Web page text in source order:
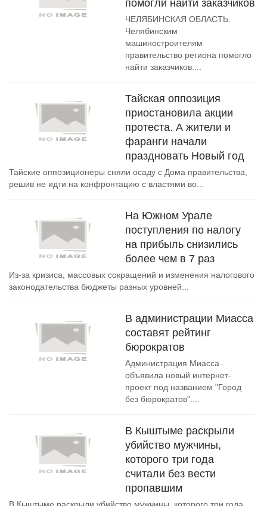
помогли найти заказчиков
ЧЕЛЯБИНСКАЯ ОБЛАСТЬ.
Челябинским
машиностроителям
правительство региона помогло
найти заказчиков....
Тайская оппозиция
приостановила акции
протеста. А жители и
фаранги начали
праздновать Новый год
Тайские оппозиционеры сняли осаду с Дома правительства,
решив не идти на конфронтацию с властями во...
На Южном Урале
поступления по налогу
на прибыль снизились
более чем в 7 раз
Из-за кризиса, массовых сокращений и изменения налогового
законодательства бюджеты разных уровней...
В администрации Миасса
составят рейтинг
бюрократов
Администрация Миасса
объявила новый интернет-
проект под названием "Город
без бюрократов"....
В Кыштыме раскрыли
убийство мужчины,
которого три года
считали без вести
пропавшим